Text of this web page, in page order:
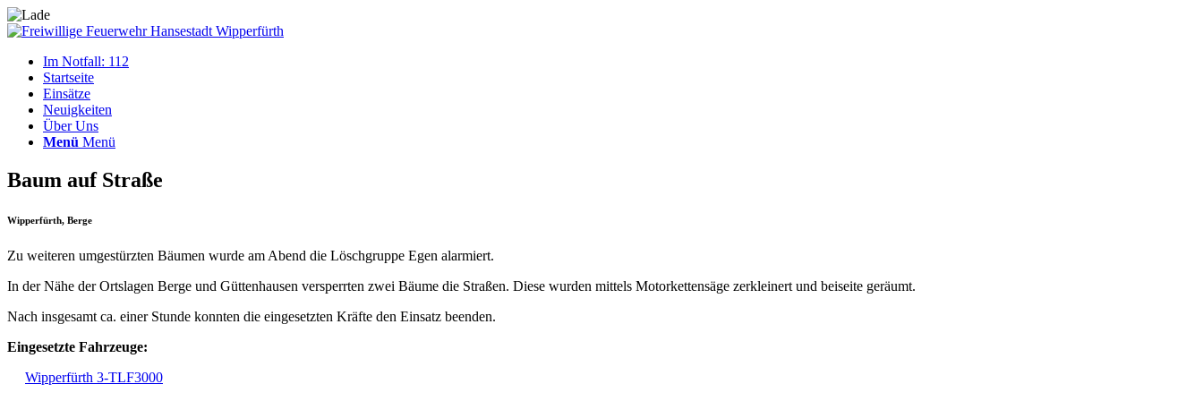
Im Notfall: 112
Startseite
Einsätze
Neuigkeiten
Über Uns
Menü Menü
Baum auf Straße
Wipperfürth, Berge
Zu weiteren umgestürzten Bäumen wurde am Abend die Löschgruppe Egen alarmiert.
In der Nähe der Ortslagen Berge und Güttenhausen versperrten zwei Bäume die Straßen. Diese wurden mittels Motorkettensäge zerkleinert und beiseite geräumt.
Nach insgesamt ca. einer Stunde konnten die eingesetzten Kräfte den Einsatz beenden.
Eingesetzte Fahrzeuge:
Wipperfürth 3-TLF3000